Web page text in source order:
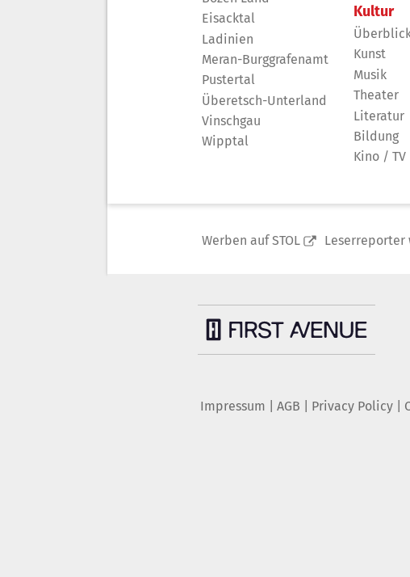
Eisacktal
Ladinien
Meran-Burggrafenamt
Pustertal
Überetsch-Unterland
Vinschgau
Wipptal
Kultur
Kunst
Musik
Theater
Literatur
Bildung
Kino / TV
Werben auf STOL Leserreporter
Impressum AGB Privacy Policy|